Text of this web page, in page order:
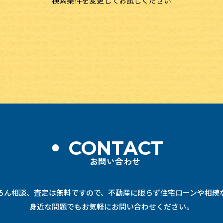
CONTACT
お問い合わせ
ん相談、査定は無料ですので、不動産に限らず住宅ローンや相続
身近な問題でもお気軽にお問い合わせください。